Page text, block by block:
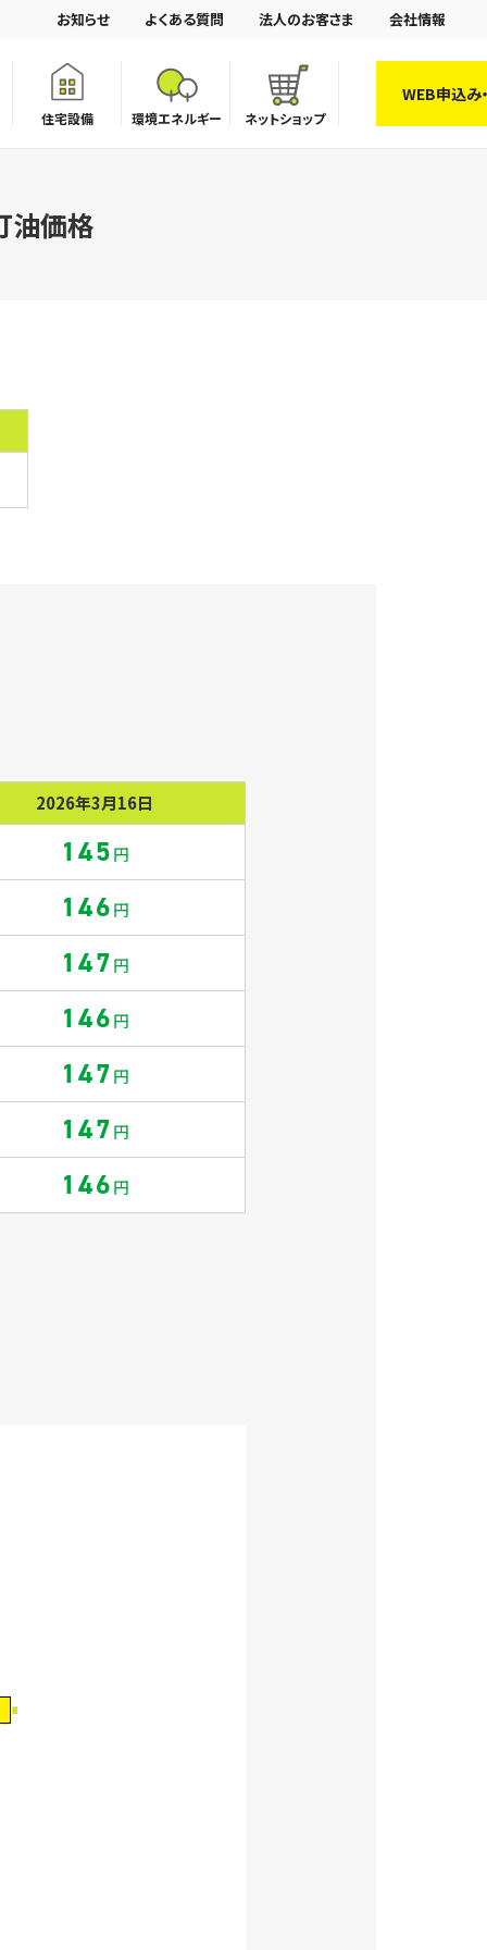
住宅設備 環境エネルギー ネットショップ
WEB申込み
お知らせ よくある質問 法人のお客さま 会社情報
油価格
2026年3月16日
145円
146円
147円
146円
147円
147円
146円